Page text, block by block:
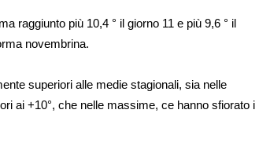
raggiunto più 10,4 ° il giorno 11 e più 9,6 ° il
novembrina.
superiori alle medie stagionali, sia nelle
ai +10°, che nelle massime, ce hanno sfiorato i